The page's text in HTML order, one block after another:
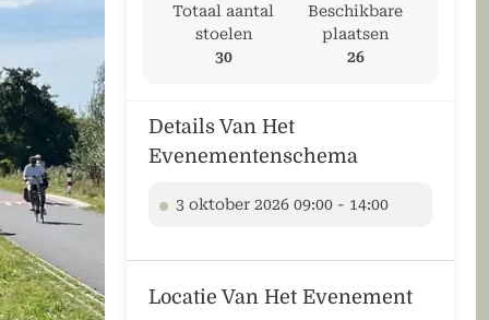
Totaal aantal
stoelen
30
Beschikbare
plaatsen
26
Details Van Het
Evenementenschema
3 oktober 2026 09:00 - 14:00
Locatie Van Het Evenement